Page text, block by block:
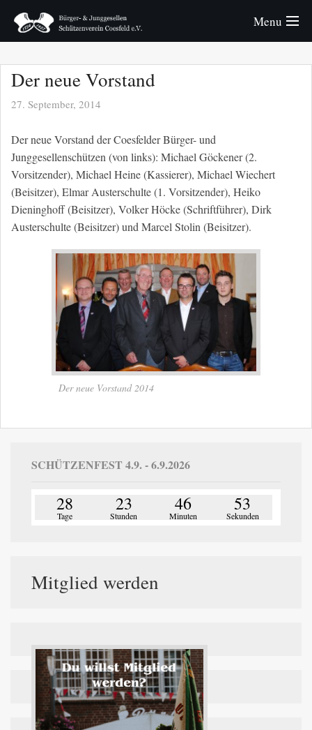
Menu
Junggesellen
Schützenfest
Fotos
Der neue Vorstand
27. September, 2014
Der neue Vorstand der Coesfelder Bürger- und
Junggesellenschützen (von links): Michael Göckener (2.
Vorsitzender), Michael Heine (Kassierer), Michael Wiechert
(Beisitzer), Elmar Austerschulte (1. Vorsitzender), Heiko
Dieninghoff (Beisitzer), Volker Höcke (Schriftführer), Dirk
Austerschulte (Beisitzer) und Marcel Stolin (Beisitzer).
Der neue Vorstand 2014
SCHÜTZENFEST 4.9. - 6.9.2026
28
Tage
23
Stunden
46
Minuten
53
Sekunden
Mitglied werden